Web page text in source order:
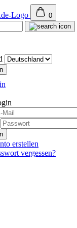
0
erstellen
vergessen?